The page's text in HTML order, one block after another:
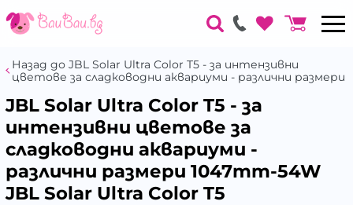
Назад до JBL Solar Ultra Color T5 - за интензивни
цветове за сладководни аквариуми - различни размери
JBL Solar Ultra Color T5 - за
интензивни цветове за
сладководни аквариуми -
различни размери 1047mm-54W
JBL Solar Ultra Color T5